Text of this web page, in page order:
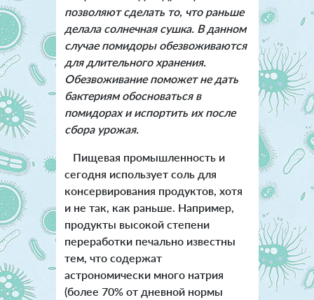
позволяют сделать то, что раньше
делала солнечная сушка. В данном
случае помидоры обезвоживаются
для длительного хранения.
Обезвоживание поможет не дать
бактериям обосноваться в
помидорах и испортить их после
сбора урожая.
Пищевая промышленность и
сегодня использует соль для
консервирования продуктов, хотя
и не так, как раньше. Например,
продукты высокой степени
переработки печально известны
тем, что содержат
астрономически много натрия
(более 70% от дневной нормы